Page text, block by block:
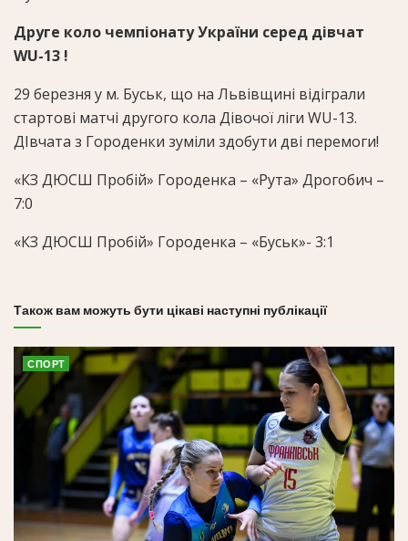
Друге коло чемпіонату України серед дівчат
WU-13 !
29 березня у м. Буськ, що на Львівщині відіграли
стартові матчі другого кола Дівочої ліги WU-13.
ДІвчата з Городенки зуміли здобути дві перемоги!
«КЗ ДЮСШ Пробій» Городенка – «Рута» Дрогобич –
7:0
«КЗ ДЮСШ Пробій» Городенка – «Буськ»- 3:1
Також вам можуть бути цікаві наступні публікації
СПОРТ